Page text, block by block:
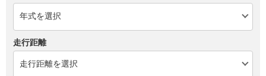
走行距離